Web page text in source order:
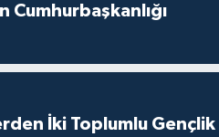
Cumhurbaşkanlığı
İki Toplumlu Gençlik